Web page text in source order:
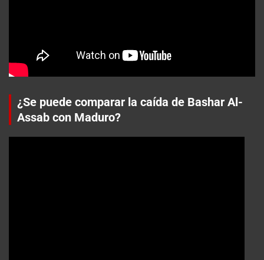
¿Se puede comparar la caída de Bashar Al-
Assab con Maduro?